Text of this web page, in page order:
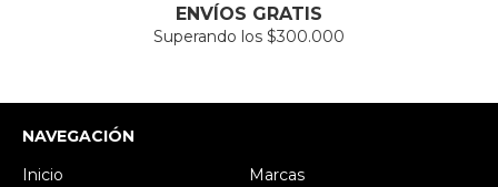
ENVÍOS GRATIS
Superando los $300.000
NAVEGACIÓN
Inicio
Marcas